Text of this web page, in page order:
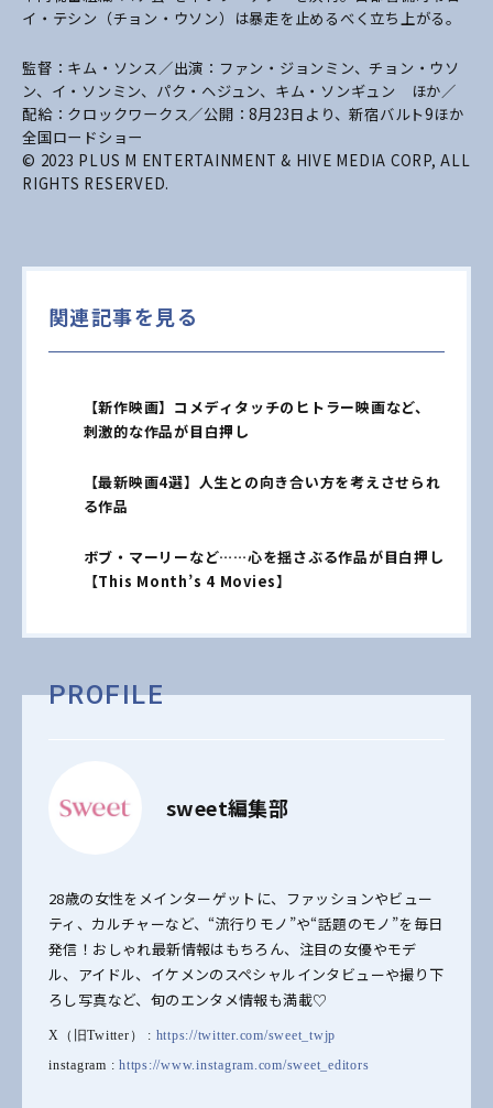
イ・テシン（チョン・ウソン）は暴走を止めるべく立ち上がる。
監督：キム・ソンス／出演：ファン・ジョンミン、チョン・ウソ
ン、イ・ソンミン、パク・ヘジュン、キム・ソンギュン ほか／
配給：クロックワークス／公開：8月23日より、新宿バルト9ほか
全国ロードショー
© 2023 PLUS M ENTERTAINMENT & HIVE MEDIA CORP, ALL
RIGHTS RESERVED.
関連記事を見る
【新作映画】コメディタッチのヒトラー映画など、
刺激的な作品が目白押し
【最新映画4選】人生との向き合い方を考えさせられ
る作品
ボブ・マーリーなど……心を揺さぶる作品が目白押し
【This Month’s 4 Movies】
PROFILE
sweet編集部
28歳の女性をメインターゲットに、ファッションやビュー
ティ、カルチャーなど、“流行りモノ”や“話題のモノ”を毎日
発信！おしゃれ最新情報はもちろん、注目の女優やモデ
ル、アイドル、イケメンのスペシャルインタビューや撮り下
ろし写真など、旬のエンタメ情報も満載♡
X（旧Twitter） : https://twitter.com/sweet_twjp
instagram : https://www.instagram.com/sweet_editors